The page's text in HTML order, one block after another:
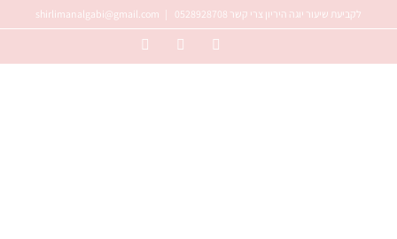
לקביעת שיעור יוגה היריון צרי קשר 0528928708 |
shirlimanalgabi@gmail.com
YouTube
Facebook